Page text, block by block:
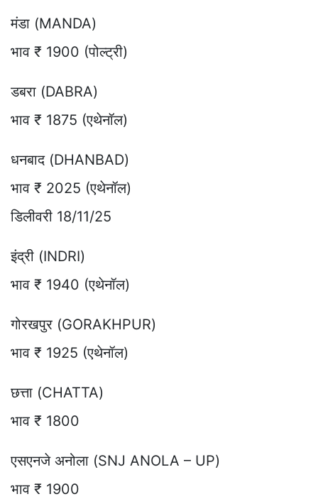
मंडा (MANDA)
भाव ₹ 1900 (पोल्ट्री)
डबरा (DABRA)
भाव ₹ 1875 (एथेनॉल)
धनबाद (DHANBAD)
भाव ₹ 2025 (एथेनॉल)
डिलीवरी 18/11/25
इंद्री (INDRI)
भाव ₹ 1940 (एथेनॉल)
गोरखपुर (GORAKHPUR)
भाव ₹ 1925 (एथेनॉल)
छत्ता (CHATTA)
भाव ₹ 1800
एसएनजे अनोला (SNJ ANOLA – UP)
भाव ₹ 1900